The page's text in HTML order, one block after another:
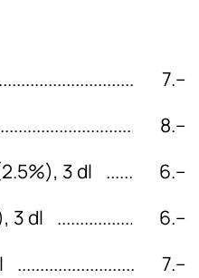
7.–
8.–
3 dl
6.–
3 dl
6.–
7.–